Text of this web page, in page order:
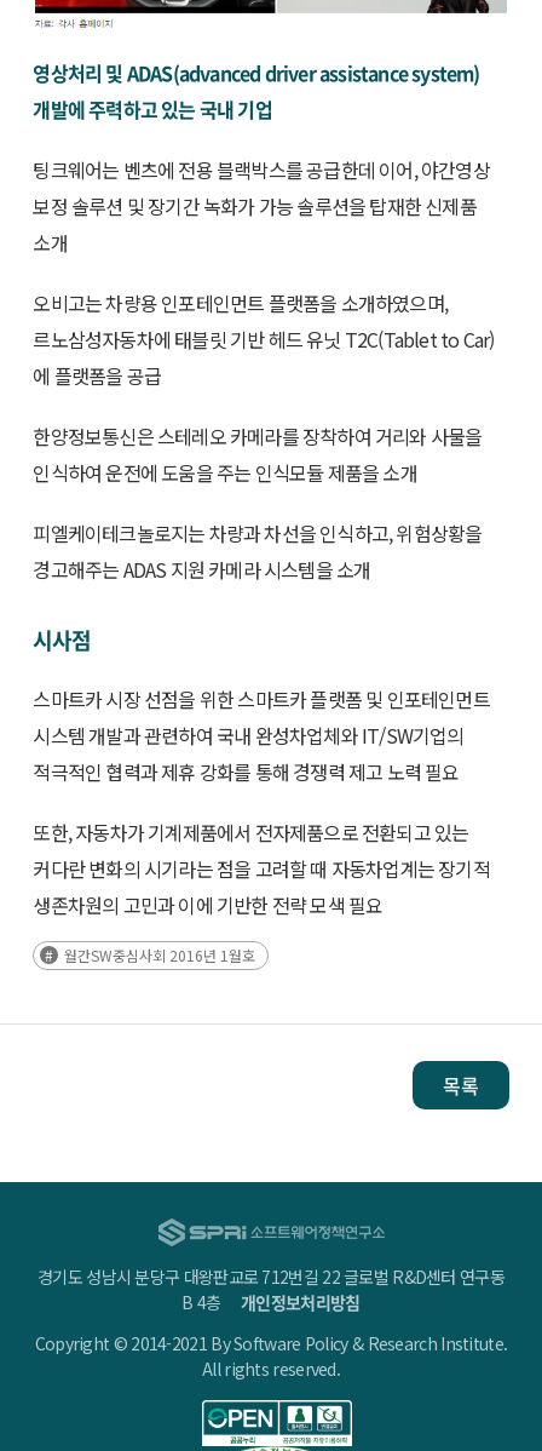
영상처리 및 ADAS(advanced driver assistance system)
개발에 주력하고 있는 국내 기업
팅크웨어는 벤츠에 전용 블랙박스를 공급한데 이어, 야간영상
보정 솔루션 및 장기간 녹화가 가능 솔루션을 탑재한 신제품
소개
오비고는 차량용 인포테인먼트 플랫폼을 소개하였으며,
르노삼성자동차에 태블릿 기반 헤드 유닛 T2C(Tablet to Car)
에 플랫폼을 공급
한양정보통신은 스테레오 카메라를 장착하여 거리와 사물을
인식하여 운전에 도움을 주는 인식모듈 제품을 소개
피엘케이테크놀로지는 차량과 차선을 인식하고, 위험상황을
경고해주는 ADAS 지원 카메라 시스템을 소개
시사점
스마트카 시장 선점을 위한 스마트카 플랫폼 및 인포테인먼트
시스템 개발과 관련하여 국내 완성차업체와 IT/SW기업의
적극적인 협력과 제휴 강화를 통해 경쟁력 제고 노력 필요
또한, 자동차가 기계제품에서 전자제품으로 전환되고 있는
커다란 변화의 시기라는 점을 고려할 때 자동차업계는 장기적
생존차원의 고민과 이에 기반한 전략 모색 필요
월간SW중심사회 2016년 1월호
목록
경기도 성남시 분당구 대왕판교로 712번길 22 글로벌 R&D센터 연구동
B 4층개인정보처리방침
Copyright © 2014-2021 By Software Policy & Research Institute.
All rights reserved.